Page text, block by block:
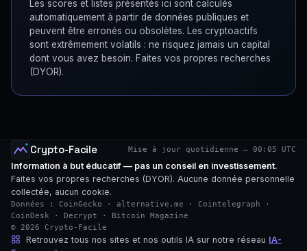
Les scores et listes présentés ici sont calculés
automatiquement à partir de données publiques et
peuvent être erronés ou obsolètes. Les cryptoactifs
sont extrêmement volatils : ne risquez jamais un capital
dont vous avez besoin. Faites vos propres recherches
(DYOR).
Crypto-Facile Mise à jour quotidienne — 00:05 UTC
Information à but éducatif — pas un conseil en investissement.
Faites vos propres recherches (DYOR). Aucune donnée personnelle
collectée, aucun cookie.
Données : CoinGecko · alternative.me · Cointelegraph ·
CoinDesk · Decrypt · Bitcoin Magazine
© 2026 Crypto-Facile
Retrouvez tous nos sites et nos outils IA sur notre réseau IA-